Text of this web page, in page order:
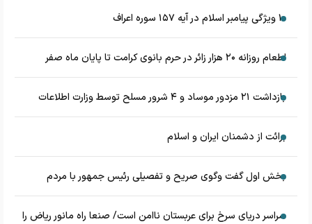
۱۰ ویژگی پیامبر اسلام در آیه ۱۵۷ سوره اعراف
اطعام روزانه ۲۰ هزار زائر در حرم بانوی کرامت تا پایان ماه صفر
بازداشت ۲۱ مزدور موساد و ۴ شرور مسلح توسط وزارت اطلاعات
برائت از دشمنان ایران و اسلام
بخش اول گفت وگوی صریح و تفصیلی رئیس جمهور با مردم
سراسر دریای سرخ برای عربستان ناامن است/ صنعا راه مانور ریاض را